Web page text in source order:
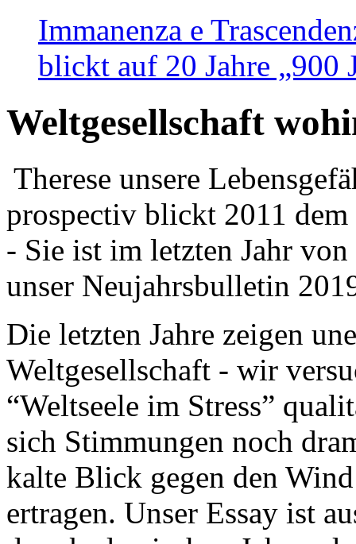
Immanenza e
blickt auf 20 Jahre „900
Weltgesellschaft
Therese unsere
prospectiv blickt 2011
- Sie ist im letzten Jahr
unser Neujahrsbulletin
Die letzten Jahre zeigen
Weltgesellschaft - wir
“Weltseele im Stress”
sich Stimmungen noch
kalte Blick gegen den
ertragen. Unser Essay ist